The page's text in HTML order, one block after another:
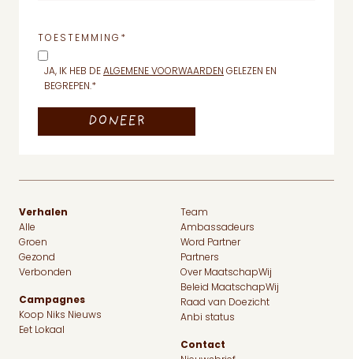
TOESTEMMING *
JA, IK HEB DE ALGEMENE VOORWAARDEN GELEZEN EN
BEGREPEN.*
Verhalen
Alle
Groen
Gezond
Verbonden
Campagnes
Koop Niks Nieuws
Eet Lokaal
Team
Ambassadeurs
Word Partner
Partners
Over MaatschapWij
Beleid MaatschapWij
Raad van Doezicht
Anbi status
Contact